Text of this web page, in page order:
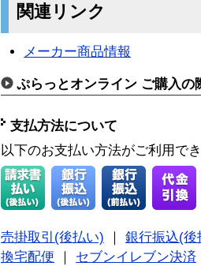
関連リンク
メーカー商品情報
ぷらっとオンライン ご購入の
支払方法について
以下のお支払い方法がご利用で
売掛取引(後払い)
銀行振込(後
換宅配便
セブンイレブン決済